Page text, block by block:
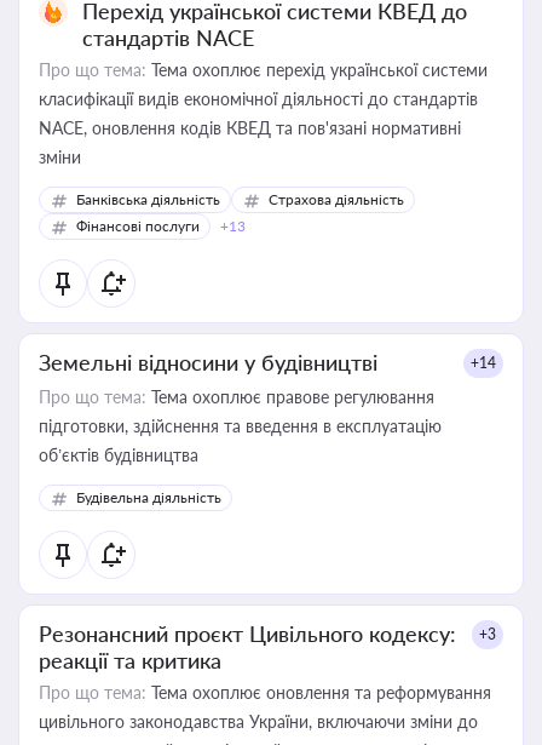
Перехід української системи КВЕД до
стандартів NACE
Про що тема: Тема охоплює перехід української системи
класифікації видів економічної діяльності до стандартів
NACE, оновлення кодів КВЕД та пов'язані нормативні
зміни
Банківська діяльність
Страхова діяльність
Фінансові послуги
+13
Земельні відносини у будівництві +14
Про що тема: Тема охоплює правове регулювання
підготовки, здійснення та введення в експлуатацію
об’єктів будівництва
Будівельна діяльність
Резонансний проєкт Цивільного кодексу:
реакції та критика
+3
Про що тема: Тема охоплює оновлення та реформування
цивільного законодавства України, включаючи зміни до